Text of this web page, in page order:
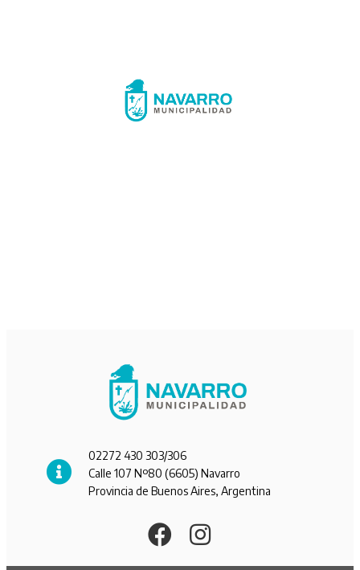
02272 430 303/306
Calle 107 Nº80 (6605) Navarro
Provincia de Buenos Aires, Argentina